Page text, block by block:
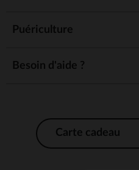
Puériculture
Besoin d'aide ?
Carte cadeau